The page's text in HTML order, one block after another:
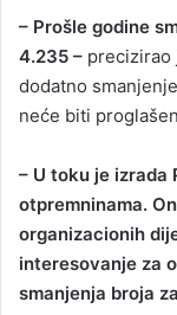
– Prošle godine
4.235 – precizirao
dodatno
neće biti
– U toku je
otpremninama.
organizacionih
interesovanje za
smanjenja broja